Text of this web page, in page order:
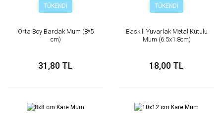
TÜKENDİ
Orta Boy Bardak Mum (8*5
cm)
31,80 TL
TÜKENDİ
Baskılı Yuvarlak Metal Kutulu
Mum (6.5x1.8cm)
18,00 TL